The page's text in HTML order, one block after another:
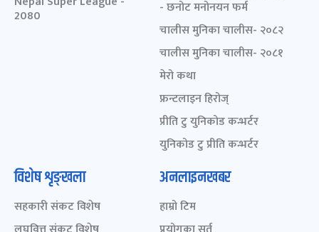
2080
- छनोट मनोनयन फर्म
चालीस मुनिका चालीस- २०८२
चालीस मुनिका चालीस- २०८१
मेरो कथा
फ्रन्टलाइन हिरोज्
प्रीति टु युनिकोड कन्भर्टर
युनिकोड टु प्रीति कन्भर्टर
विशेष शृङ्खला
सहकारी संकट विशेष
अनलाइनखबर
हाम्रो टिम